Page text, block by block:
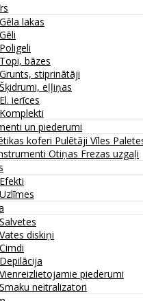
Gēla lakas
Gēli
Poligeli
Topi, bāzes
Grunts, stiprinātāji
Šķidrumi, eļļiņas
El. ierīces
Komplekti
un piederumi
koferi Pulētāji Vīles
Otiņas Frezas uzgaļi
Efekti
Uzlīmes
Salvetes
Vates diskiņi
Cimdi
Depilācija
Vienreizlietojamie piederumi
Smaku neitralizatori